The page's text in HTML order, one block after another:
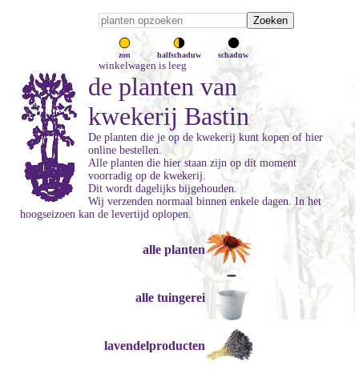
zon halfschaduw schaduw
winkelwagen is leeg
de planten van
kwekerij Bastin
De planten die je op de kwekerij kunt kopen of hier
online bestellen.
Alle planten die hier staan zijn op dit moment
voorradig op de kwekerij.
Dit wordt dagelijks bijgehouden.
Wij verzenden normaal binnen enkele dagen. In het
hoogseizoen kan de levertijd oplopen.
alle planten
alle tuingerei
lavendelproducten